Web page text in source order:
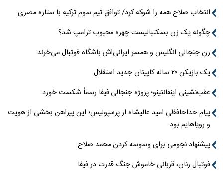
انتخاب صلاح همه را شوکه کرد/ توافق تیم سوم ترکیه با ستاره مصری
چگونه یک زن بسکتبالیست چهره محبوب ترامپ شد؟
زن جنجالی انگلیس و همسر ایرانی‌اش باشگاه فوتبال می‌خرند
یک بازیکن ۲۰ ساله کاپیتان جدید استقلال
عقب‌نشینی اینفانتینو؛ پروژه جنجالی فیفا رسماً شکست خورد
پیام خداحافظی امید عالیشاه از پرسپولیس؛ این پیراهن بخشی از هویت
و رویاهایم بود
پیشنهاد نجومی برای وسوسه کردن محمد صلاح
فوتبال زنان، قربانی خاموش جنگ قدرت در فیفا